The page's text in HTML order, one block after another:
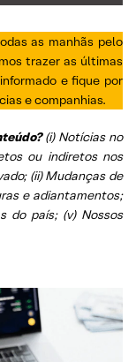
as manhãs pelo
trazer as últimas
e fique por
e companhias.
(i) Notícias no
ou indiretos nos
(ii) Mudanças de
e adiantamentos;
do país; (v) Nossos